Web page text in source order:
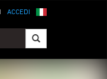
ACCEDI